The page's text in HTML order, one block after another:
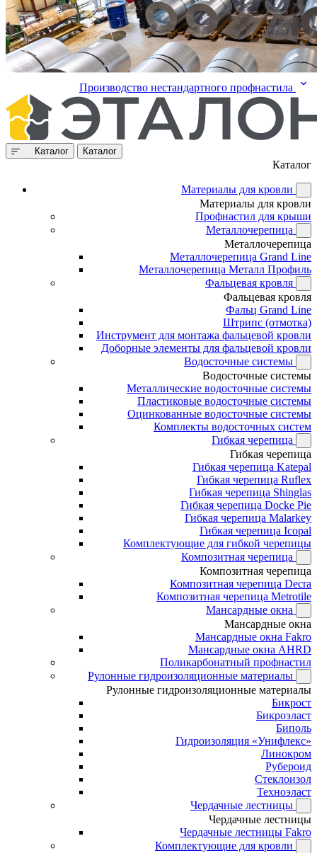
Производство нестандартного профнастила
Каталог Каталог
Каталог
Материалы для кровли
Материалы для кровли
Профнастил для крыши
Металлочерепица
Металлочерепица
Металлочерепица Grand Line
Металлочерепица Металл Профиль
Фальцевая кровля
Фальцевая кровля
Фальц Grand Line
Штрипс (отмотка)
Инструмент для монтажа фальцевой кровли
Доборные элементы для фальцевой кровли
Водосточные системы
Водосточные системы
Металлические водосточные системы
Пластиковые водосточные системы
Оцинкованные водосточные системы
Комплекты водосточных систем
Гибкая черепица
Гибкая черепица
Гибкая черепица Katepal
Гибкая черепица Ruflex
Гибкая черепица Shinglas
Гибкая черепица Docke Pie
Гибкая черепица Malarkey
Гибкая черепица Icopal
Комплектующие для гибкой черепицы
Композитная черепица
Композитная черепица
Композитная черепица Decra
Композитная черепица Metrotile
Мансардные окна
Мансардные окна
Мансардные окна Fakro
Мансардные окна AHRD
Поликарбонатный профнастил
Рулонные гидроизоляционные материалы
Рулонные гидроизоляционные материалы
Бикрост
Бикроэласт
Биполь
Гидроизоляция «Унифлекс»
Линокром
Рубероид
Стеклоизол
Техноэласт
Чердачные лестницы
Чердачные лестницы
Чердачные лестницы Fakro
Комплектующие для кровли